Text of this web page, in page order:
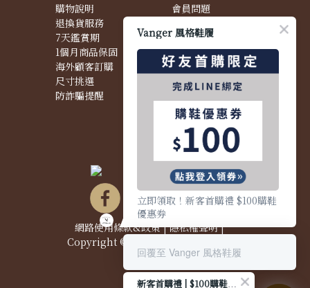
購物說明
退換貨服務
7天鑑賞期
1個月商品保固
海外顧客訂購
尺寸挑選
防詐騙提醒
會員問題
配送問題
退換貨問題
商品問題
網路使用條款&政策|隱私權聲明|
Copyright © 2021 Vanger 風格鞋履
Vanger 風格鞋履
立即領取！新客首購禮 $100購鞋
優惠券
回覆至 Vanger 風格鞋履
新客首購禮 | $100購鞋優惠券